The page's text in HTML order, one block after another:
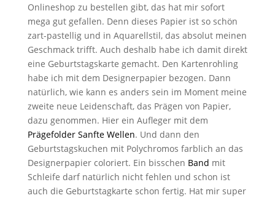
Onlineshop zu bestellen gibt, das hat mir sofort
mega gut gefallen. Denn dieses Papier ist so schön
zart-pastellig und in Aquarellstil, das absolut meinen
Geschmack trifft. Auch deshalb habe ich damit direkt
eine Geburtstagskarte gemacht. Den Kartenrohling
habe ich mit dem Designerpapier bezogen. Dann
natürlich, wie kann es anders sein im Moment meine
zweite neue Leidenschaft, das Prägen von Papier,
dazu genommen. Hier ein Aufleger mit dem
Prägefolder Sanfte Wellen. Und dann den
Geburtstagskuchen mit Polychromos farblich an das
Designerpapier coloriert. Ein bisschen Band mit
Schleife darf natürlich nicht fehlen und schon ist
auch die Geburtstagkarte schon fertig. Hat mir super